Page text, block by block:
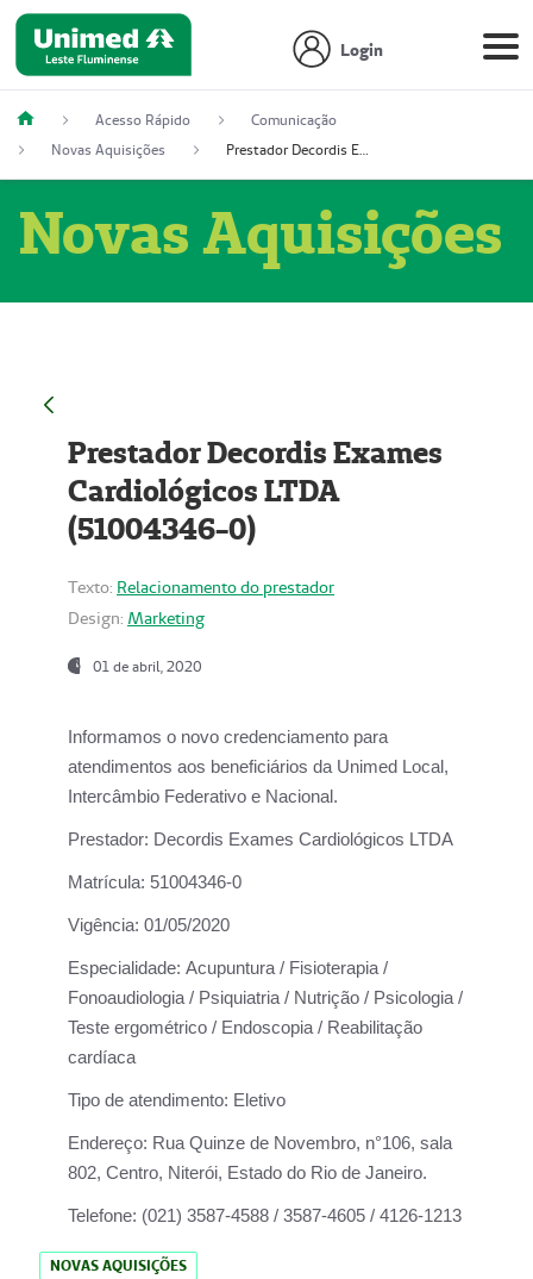
Login
Acesso Rápido
Comunicação
Novas Aquisições
Prestador Decordis Exames Cardiológicos LTDA (51004346-0)
Novas Aquisições
Prestador Decordis Exames
Cardiológicos LTDA
(51004346-0)
Texto: Relacionamento do prestador
Design: Marketing
01 de abril, 2020
Informamos o novo credenciamento para
atendimentos aos beneficiários da Unimed Local,
Intercâmbio Federativo e Nacional.
Prestador: Decordis Exames Cardiológicos LTDA
Matrícula: 51004346-0
Vigência: 01/05/2020
Especialidade: Acupuntura / Fisioterapia /
Fonoaudiologia / Psiquiatria / Nutrição / Psicologia /
Teste ergométrico / Endoscopia / Reabilitação
cardíaca
Tipo de atendimento: Eletivo
Endereço: Rua Quinze de Novembro, n°106, sala
802, Centro, Niterói, Estado do Rio de Janeiro.
Telefone: (021) 3587-4588 / 3587-4605 / 4126-1213
NOVAS AQUISIÇÕES